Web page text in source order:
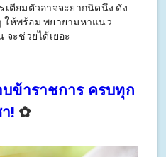
เตียมตัวอาจจะยากนิดนึง ดัง
ให้พร้อม พยายามหาแนว
จะช่วยได้เยอะ
ข้าราชการ ครบทุก
! ✿